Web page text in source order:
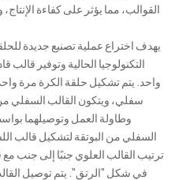
القوالب، مما يؤثر على كفاءة
يهدف اختراع عملية تصنيع جديدة
التكنولوجيا الحالية وتوفير
واحد. يتم تشكيل حلقة الكرة مرة
سفلي، ويتكون القالب السفلي
وطاولة العمل وتوصيلهما
السفلي من البوتقة لتشكيل قالب
ترتيب القالب العلوي جنبًا إلى جنب مع
في شكل "الرتق". يتم توصيل